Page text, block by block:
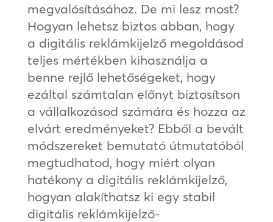
megvalósításához. De mi lesz most?
Hogyan lehetsz biztos abban, hogy
a digitális reklámkijelző megoldásod
teljes mértékben kihasználja a
benne rejlő lehetőségeket, hogy
ezáltal számtalan előnyt biztosítson
a vállalkozásod számára és hozza az
elvárt eredményeket? Ebből a bevált
módszereket bemutató útmutatóból
megtudhatod, hogy miért olyan
hatékony a digitális reklámkijelző,
hogyan alakíthatsz ki egy stabil
digitális reklámkijelző-